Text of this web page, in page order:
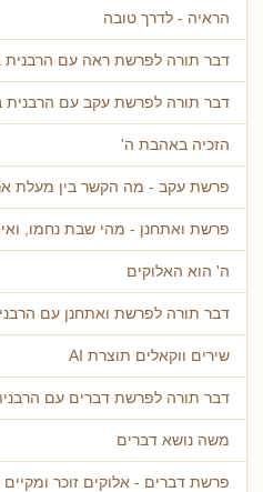
הראיה - לדרך טובה
דבר תורה לפרשת ראה עם הרבנית
דבר תורה לפרשת עקב עם הרבנית
הזכיה באהבת ה'
פרשת עקב - מה הקשר בין מעלת
פרשת ואתחנן - מהי שבת נחמו,
ה' הוא האלוקים
דבר תורה לפרשת ואתחנן עם
שירים ווקאלים תוצרת AI
דבר תורה לפרשת דברים עם
משה נושא דברים
פרשת דברים - אלוקים זוכר